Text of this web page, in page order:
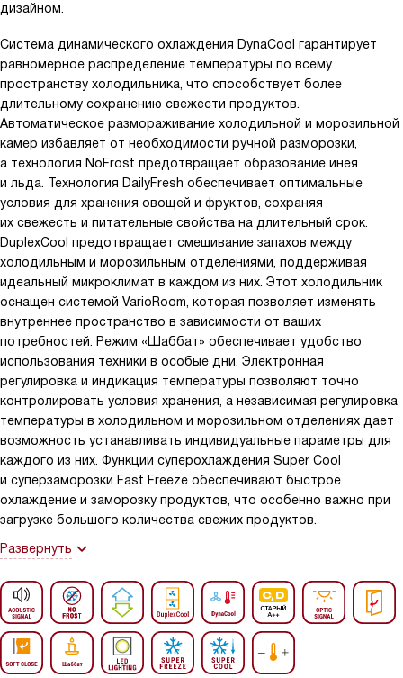
дизайном.
Система динамического охлаждения DynaCool гарантирует
равномерное распределение температуры по всему
пространству холодильника, что способствует более
длительному сохранению свежести продуктов.
Автоматическое размораживание холодильной и морозильной
камер избавляет от необходимости ручной разморозки,
а технология NoFrost предотвращает образование инея
и льда. Технология DailyFresh обеспечивает оптимальные
условия для хранения овощей и фруктов, сохраняя
их свежесть и питательные свойства на длительный срок.
DuplexCool предотвращает смешивание запахов между
холодильным и морозильным отделениями, поддерживая
идеальный микроклимат в каждом из них. Этот холодильник
оснащен системой VarioRoom, которая позволяет изменять
внутреннее пространство в зависимости от ваших
потребностей. Режим «Шаббат» обеспечивает удобство
использования техники в особые дни. Электронная
регулировка и индикация температуры позволяют точно
контролировать условия хранения, а независимая регулировка
температуры в холодильном и морозильном отделениях дает
возможность устанавливать индивидуальные параметры для
каждого из них. Функции суперохлаждения Super Cool
и суперзаморозки Fast Freeze обеспечивают быстрое
охлаждение и заморозку продуктов, что особенно важно при
загрузке большого количества свежих продуктов.
Развернуть